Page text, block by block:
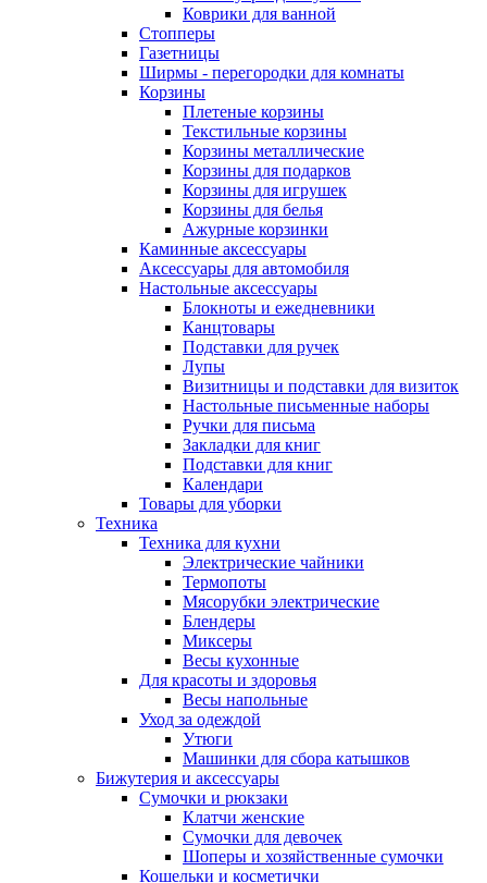
Коврики для ванной
Стопперы
Газетницы
Ширмы - перегородки для комнаты
Корзины
Плетеные корзины
Текстильные корзины
Корзины металлические
Корзины для подарков
Корзины для игрушек
Корзины для белья
Ажурные корзинки
Каминные аксессуары
Аксессуары для автомобиля
Настольные аксессуары
Блокноты и ежедневники
Канцтовары
Подставки для ручек
Лупы
Визитницы и подставки для визиток
Настольные письменные наборы
Ручки для письма
Закладки для книг
Подставки для книг
Календари
Товары для уборки
Техника
Техника для кухни
Электрические чайники
Термопоты
Мясорубки электрические
Блендеры
Миксеры
Весы кухонные
Для красоты и здоровья
Весы напольные
Уход за одеждой
Утюги
Машинки для сбора катышков
Бижутерия и аксессуары
Сумочки и рюкзаки
Клатчи женские
Сумочки для девочек
Шоперы и хозяйственные сумочки
Кошельки и косметички